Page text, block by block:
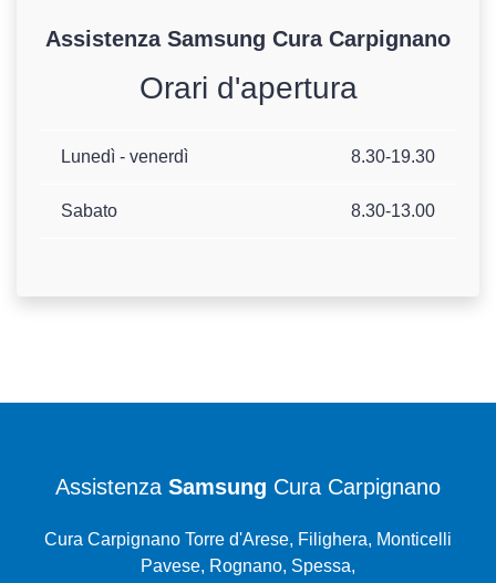
Assistenza Samsung Cura Carpignano
Orari d'apertura
Lunedì - venerdì 8.30-19.30
Sabato 8.30-13.00
Assistenza Samsung Cura Carpignano
Cura Carpignano Torre d'Arese, Filighera, Monticelli
Pavese, Rognano, Spessa,